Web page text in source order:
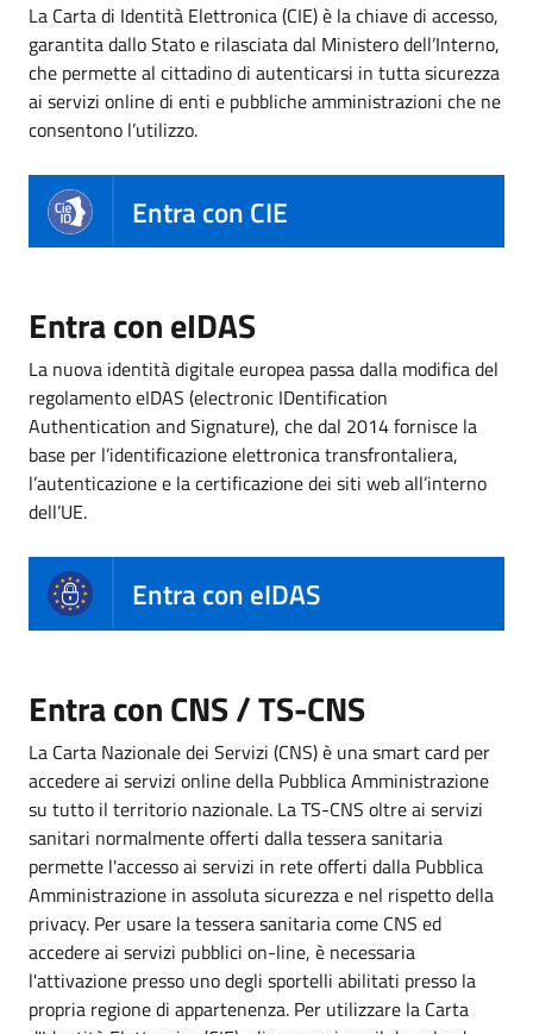
La Carta di Identità Elettronica (CIE) è la chiave di accesso,
garantita dallo Stato e rilasciata dal Ministero dell’Interno,
che permette al cittadino di autenticarsi in tutta sicurezza
ai servizi online di enti e pubbliche amministrazioni che ne
consentono l’utilizzo.
Entra con CIE
Entra con eIDAS
La nuova identità digitale europea passa dalla modifica del
regolamento eIDAS (electronic IDentification
Authentication and Signature), che dal 2014 fornisce la
base per l’identificazione elettronica transfrontaliera,
l’autenticazione e la certificazione dei siti web all’interno
dell’UE.
Entra con eIDAS
Entra con CNS / TS-CNS
La Carta Nazionale dei Servizi (CNS) è una smart card per
accedere ai servizi online della Pubblica Amministrazione
su tutto il territorio nazionale. La TS-CNS oltre ai servizi
sanitari normalmente offerti dalla tessera sanitaria
permette l'accesso ai servizi in rete offerti dalla Pubblica
Amministrazione in assoluta sicurezza e nel rispetto della
privacy. Per usare la tessera sanitaria come CNS ed
accedere ai servizi pubblici on-line, è necessaria
l'attivazione presso uno degli sportelli abilitati presso la
propria regione di appartenenza. Per utilizzare la Carta